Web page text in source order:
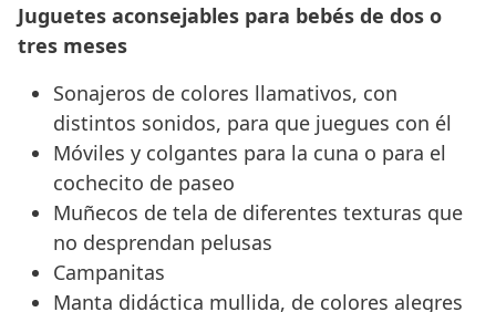
Juguetes aconsejables para bebés de dos o
tres meses
Sonajeros de colores llamativos, con
distintos sonidos, para que juegues con él
Móviles y colgantes para la cuna o para el
cochecito de paseo
Muñecos de tela de diferentes texturas que
no desprendan pelusas
Campanitas
Manta didáctica mullida, de colores alegres